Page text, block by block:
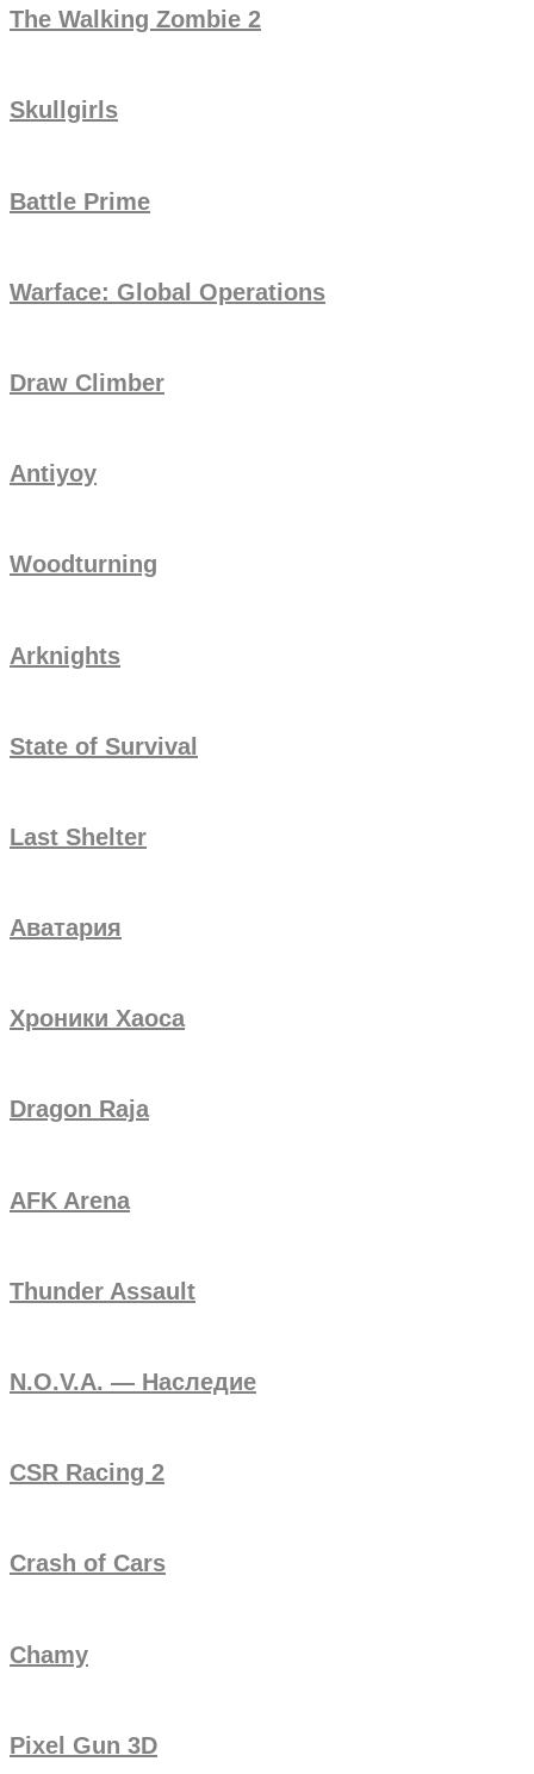
The Walking Zombie 2
Skullgirls
Battle Prime
Warface: Global Operations
Draw Climber
Antiyoy
Woodturning
Arknights
State of Survival
Last Shelter
Аватария
Хроники Хаоса
Dragon Raja
AFK Arena
Thunder Assault
N.O.V.A. — Наследие
CSR Racing 2
Crash of Cars
Chamy
Pixel Gun 3D